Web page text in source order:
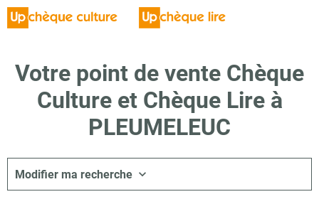
Votre point de vente Chèque
Culture et Chèque Lire à
PLEUMELEUC
Modifier ma recherche